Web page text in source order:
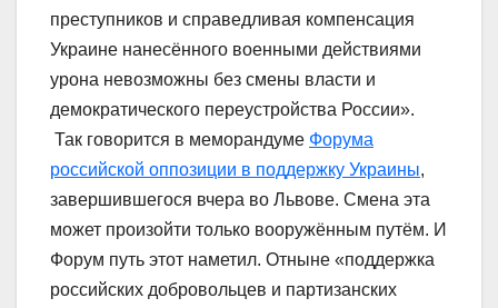
преступников и справедливая компенсация
Украине нанесённого военными действиями
урона невозможны без смены власти и
демократического переустройства России».
Так говорится в меморандуме Форума
российской оппозиции в поддержку Украины,
завершившегося вчера во Львове. Смена эта
может произойти только вооружённым путём. И
Форум путь этот наметил. Отныне «поддержка
российских добровольцев и партизанских